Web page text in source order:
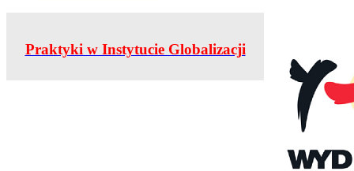
Praktyki w Instytucie Globalizacji